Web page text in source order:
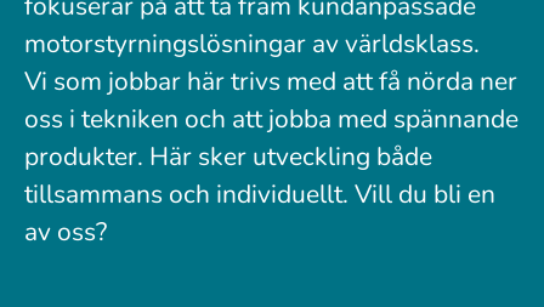
motorstyrningslösningar av världsklass.
Vi som jobbar här trivs med att få nörda ner
oss i tekniken och att jobba med spännande
produkter. Här sker utveckling både
tillsammans och individuellt. Vill du bli en
av oss?